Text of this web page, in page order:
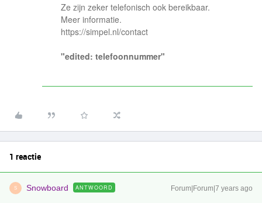
Ze zijn zeker telefonisch ook bereikbaar.
Meer informatie.
https://simpel.nl/contact
"edited: telefoonnummer"
1 reactie
S Snowboard ANTWOORD Forum|Forum|7 years ago